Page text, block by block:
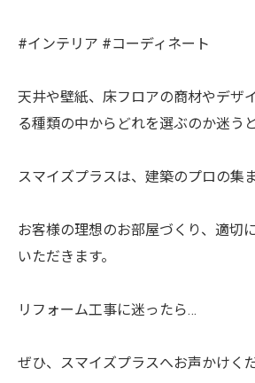
#インテリア #コーディネート
天井や壁紙、床フロアの商材やデザ
る種類の中からどれを選ぶのか迷う
スマイズプラスは、建築のプロの集ま
お客様の理想のお部屋づくり、適切
いただきます。
リフォーム工事に迷ったら…
ぜひ、スマイズプラスへお声かけく